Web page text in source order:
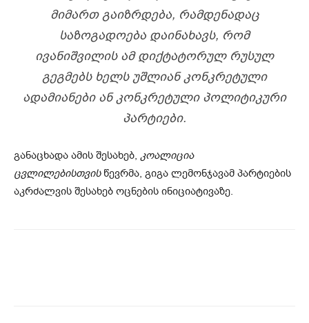
ᲛᲘᲛᲐᲠᲗ ᲒᲐᲘᲖᲠᲓᲔᲑᲐ, ᲠᲐᲛᲓᲔᲜᲐᲓᲐᲪ
ᲡᲐᲖᲝᲒᲐᲓᲝᲔᲑᲐ ᲓᲐᲘᲜᲐᲮᲐᲕᲡ, ᲠᲝᲛ
ᲘᲕᲐᲜᲘᲨᲕᲘᲚᲘᲡ ᲐᲛ ᲓᲘᲥᲢᲐᲢᲝᲠᲣᲚ ᲠᲣᲡᲣᲚ
ᲒᲔᲒᲛᲔᲑᲡ ᲮᲔᲚᲡ ᲣᲨᲚᲘᲐᲜ ᲙᲝᲜᲙᲠᲔᲢᲣᲚᲘ
ᲐᲓᲐᲛᲘᲐᲜᲔᲑᲘ ᲐᲜ ᲙᲝᲜᲙᲠᲔᲢᲣᲚᲘ ᲞᲝᲚᲘᲢᲘᲙᲣᲠᲘ
ᲞᲐᲠᲢᲘᲔᲑᲘ.
განაცხადა ამის შესახებ, კოალიცია
ცვლილებისთვისწევრმა, გიგა ლემონჯავამ პარტიების
აკრძალვის შესახებ ოცნების ინიციატივაზე.